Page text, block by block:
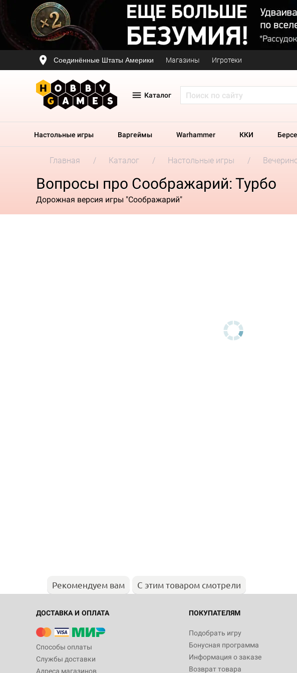
Соединённые Штаты Америки Магазины Игротеки
Каталог
Настольные игры Варгеймы Warhammer ККИ
Главная Каталог Настольные игры
Вопросы про Соображарий: Турбо
Дорожная версия игры "Соображарий"
Рекомендуем вам С этим товаром смотрели
ДОСТАВКА И ОПЛАТА
Способы оплаты
Службы доставки
Адреса магазинов
ПОКУПАТЕЛЯМ
Подобрать игру
Бонусная программа
Информация о заказе
Возврат товара